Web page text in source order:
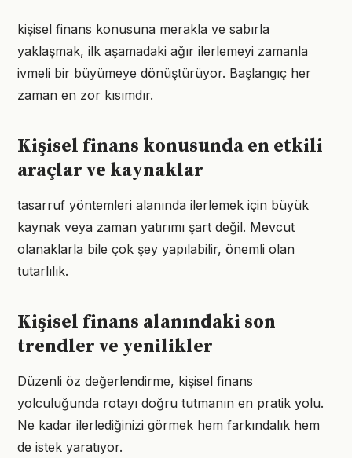
kişisel finans konusuna merakla ve sabırla
yaklaşmak, ilk aşamadaki ağır ilerlemeyi zamanla
ivmeli bir büyümeye dönüştürüyor. Başlangıç her
zaman en zor kısımdır.
Kişisel finans konusunda en etkili
araçlar ve kaynaklar
tasarruf yöntemleri alanında ilerlemek için büyük
kaynak veya zaman yatırımı şart değil. Mevcut
olanaklarla bile çok şey yapılabilir, önemli olan
tutarlılık.
Kişisel finans alanındaki son
trendler ve yenilikler
Düzenli öz değerlendirme, kişisel finans
yolculuğunda rotayı doğru tutmanın en pratik yolu.
Ne kadar ilerlediğinizi görmek hem farkındalık hem
de istek yaratıyor.